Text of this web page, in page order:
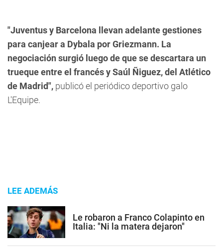
"Juventus y Barcelona llevan adelante gestiones
para canjear a Dybala por Griezmann. La
negociación surgió luego de que se descartara un
trueque entre el francés y Saúl Ñiguez, del Atlético
de Madrid", publicó el periódico deportivo galo
L'Equipe.
LEE ADEMÁS
Le robaron a Franco Colapinto en
Italia: "Ni la matera dejaron"